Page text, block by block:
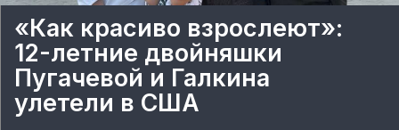
«Как красиво взрослеют»:
12-летние двойняшки
Пугачевой и Галкина
улетели в США